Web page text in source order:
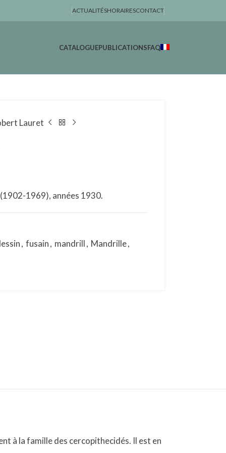
ACTUALITÉSHORAIRESCONTACT
CATALOGUEPUBLICATIONSFAQ
Lauret
1969), années 1930.
, fusain, mandrill, Mandrille,
à la famille des cercopithecidés. Il est en